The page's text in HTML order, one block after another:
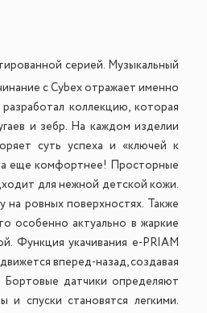
серией. Музыкальный
с Cybex отражает именно
коллекцию, которая
и зебр. На каждом изделии
суть успеха и «ключей к
еще комфортнее! Просторные
для нежной детской кожи.
на ровных поверхностях. Также
особенно актуально в жаркие
Функция укачивания e-PRIAM
вперед-назад, создавая
Бортовые датчики определяют
и спуски становятся легкими.